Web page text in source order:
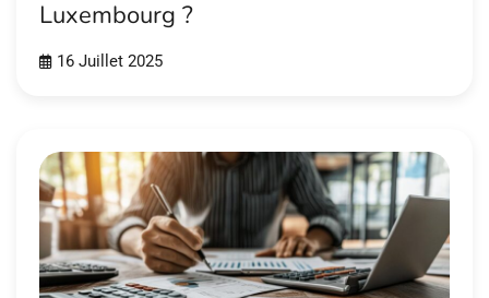
Luxembourg ?
16 Juillet 2025